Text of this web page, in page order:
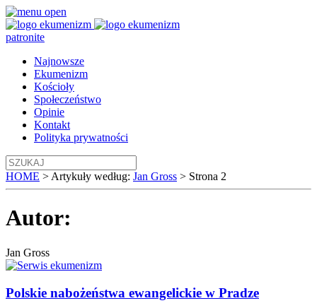
patronite
Najnowsze
Ekumenizm
Kościoły
Społeczeństwo
Opinie
Kontakt
Polityka prywatności
HOME > Artykuły według: Jan Gross > Strona 2
Autor:
Jan Gross
Polskie nabożeństwa ewangelickie w Pradze